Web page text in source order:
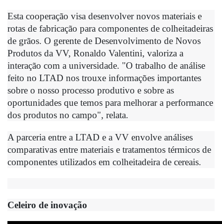
Esta cooperação visa desenvolver novos materiais e
rotas de fabricação para componentes de colheitadeiras
de grãos. O gerente de Desenvolvimento de Novos
Produtos da VV, Ronaldo Valentini, valoriza a
interação com a universidade. "O trabalho de análise
feito no LTAD nos trouxe informações importantes
sobre o nosso processo produtivo e sobre as
oportunidades que temos para melhorar a performance
dos produtos no campo", relata.
A parceria entre a LTAD e a VV envolve análises
comparativas entre materiais e tratamentos térmicos de
componentes utilizados em colheitadeira de cereais.
Celeiro de inovação